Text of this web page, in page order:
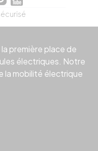
première place de
électriques. Notre
la mobilité électrique